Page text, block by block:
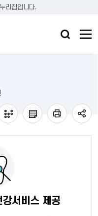
리집입니다.
기
서비스 제공